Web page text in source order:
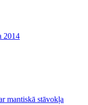
2014
mantiskā stāvokļa